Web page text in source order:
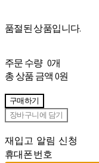
품절된 상품입니다.
주문 수량 0개
총 상품 금액0원
구매하기
장바구니에 담기
재입고 알림 신청
휴대폰 번호